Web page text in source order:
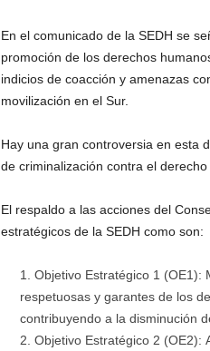
En el comunicado de la SEDH se
promoción de los derechos
indicios de coacción y amenazas
movilización en el Sur.
Hay una gran controversia en esta
de criminalización contra el
El respaldo a las acciones del
estratégicos de la SEDH como son:
Objetivo Estratégico 1 (OE1):
respetuosas y garantes de los
contribuyendo a la disminución
Objetivo Estratégico 2 (OE2):